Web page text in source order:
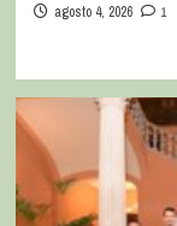
agosto 4, 2026 1